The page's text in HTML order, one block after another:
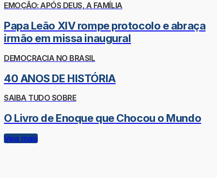
EMOÇÃO: APÓS DEUS, A FAMÍLIA
Papa Leão XIV rompe protocolo e abraça
irmão em missa inaugural
DEMOCRACIA NO BRASIL
40 ANOS DE HISTÓRIA
SAIBA TUDO SOBRE
O Livro de Enoque que Chocou o Mundo
Veja mais